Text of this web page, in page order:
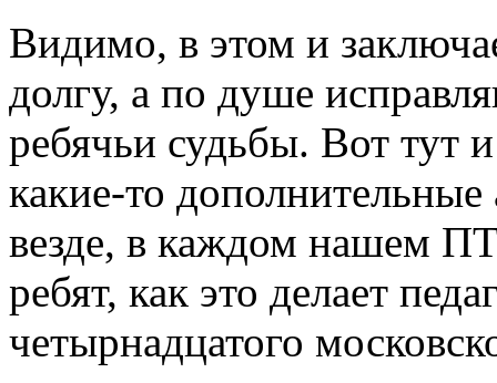
Видимо, в этом и
долгу, а по душе
ребячьи судьбы. Вот тут
какие-то
везде, в каждом нашем
ребят, как это делает
четырнадцатого